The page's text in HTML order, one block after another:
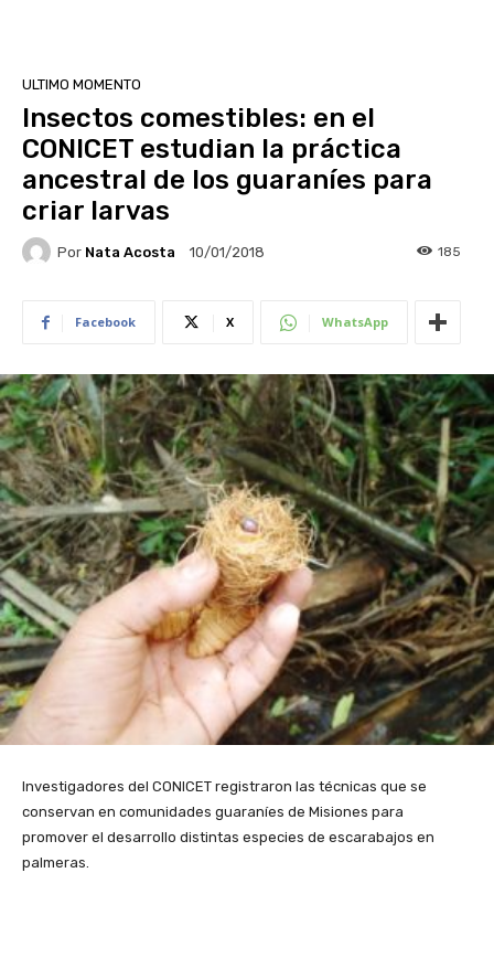
ULTIMO MOMENTO
Insectos comestibles: en el
CONICET estudian la práctica
ancestral de los guaraníes para
criar larvas
Por Nata Acosta 10/01/2018 185
Facebook X WhatsApp
Investigadores del CONICET registraron las técnicas que se
conservan en comunidades guaraníes de Misiones para
promover el desarrollo distintas especies de escarabajos en
palmeras.